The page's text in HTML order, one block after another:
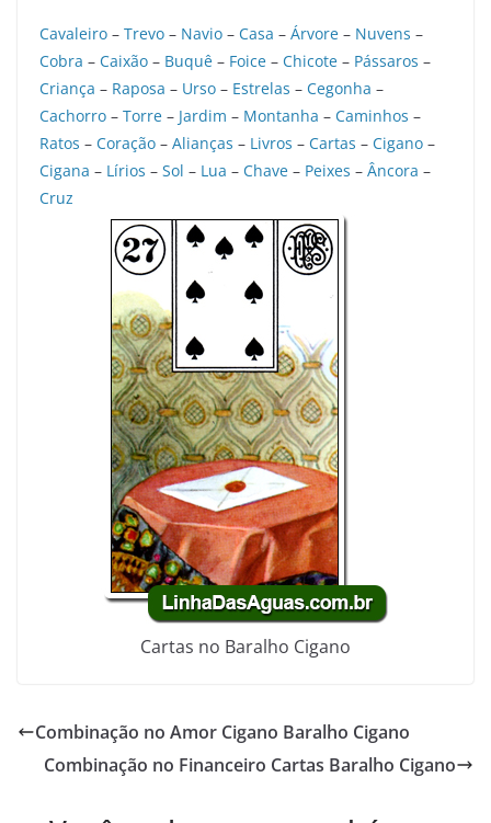
Cavaleiro – Trevo – Navio – Casa – Árvore – Nuvens –
Cobra – Caixão – Buquê – Foice – Chicote – Pássaros –
Criança – Raposa – Urso – Estrelas – Cegonha –
Cachorro – Torre – Jardim – Montanha – Caminhos –
Ratos – Coração – Alianças – Livros – Cartas – Cigano –
Cigana – Lírios – Sol – Lua – Chave – Peixes – Âncora –
Cruz
Cartas no Baralho Cigano
Combinação no Amor Cigano Baralho Cigano
Combinação no Financeiro Cartas Baralho Cigano